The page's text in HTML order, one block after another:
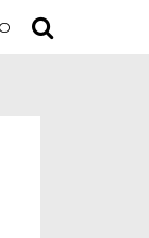
ТУРИСТАМ